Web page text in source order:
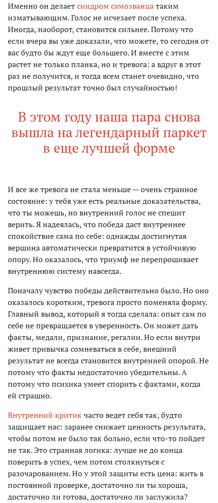
Именно он делаетсиндром самозванцатаким
изматывающим. Голос не исчезает после успеха.
Иногда, наоборот, становится сильнее. Потому что
если вчера вы уже доказали, что можете, то сегодня от
вас будто бы ждут еще большего. И вместе с этим
растет не только планка, но и тревога: а вдруг в этот
раз не получится, и тогда всем станет очевидно, что
прошлый результат точно был случайностью!
В этом году наша пара снова
вышла на легендарный паркет
в еще лучшей форме
И все же тревога не стала меньше — очень странное
состояние: у тебя уже есть реальные доказательства,
что ты можешь, но внутренний голос не спешит
верить. Я надеялась, что победа даст внутреннее
спокойствие сама по себе: однажды достигнутая
вершина автоматически превратится в устойчивую
опору. Но оказалось, что триумф не перепрошивает
внутреннюю систему навсегда.
Поначалу чувство победы действительно было. Но оно
оказалось коротким, тревога просто поменяла форму.
Главный вывод, который я тогда сделала: опыт сам по
себе не превращается в уверенность. Он может дать
факты, медали, признание, регалии. Но если внутри
живет привычка сомневаться в себе, внешний
результат не всегда становится внутренней опорой. Не
потому что факты недостаточно убедительны. А
потому что психика умеет спорить с фактами, когда
ей страшно.
Внутренний критикчасто ведет себя так, будто
защищает нас: заранее снижает ценность результата,
чтобы потом не было так больно, если что-то пойдет
не так. Это странная логика: лучше не до конца
поверить в успех, чем потом столкнуться с
разочарованием. Но у этой защиты есть цена: жить в
постоянной проверке, достаточно ли ты хороша,
достаточно ли готова, достаточно ли заслужила?